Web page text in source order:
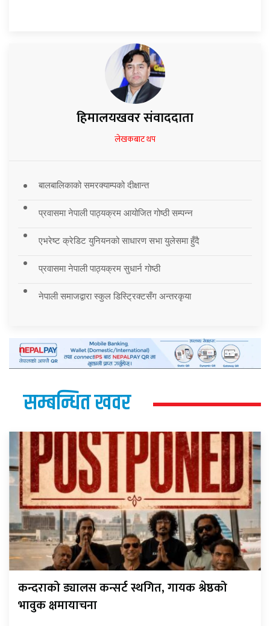
हिमालयखवर संवाददाता
लेखकबाट थप
बालबालिकाको समरक्याम्पको दीक्षान्त
प्रवासमा नेपाली पाठ्यक्रम आयोजित गोष्ठी सम्पन्न
एभरेष्ट क्रेडिट युनियनको साधारण सभा युलेसमा हुँदै
प्रवासमा नेपाली पाठ्यक्रम सुधार्न गोष्ठी
नेपाली समाजद्वारा स्कुल डिस्ट्रिक्टसँग अन्तरकृया
सम्बन्धित खवर
कन्दराको ड्यालस कन्सर्ट स्थगित, गायक श्रेष्ठको
भावुक क्षमायाचना